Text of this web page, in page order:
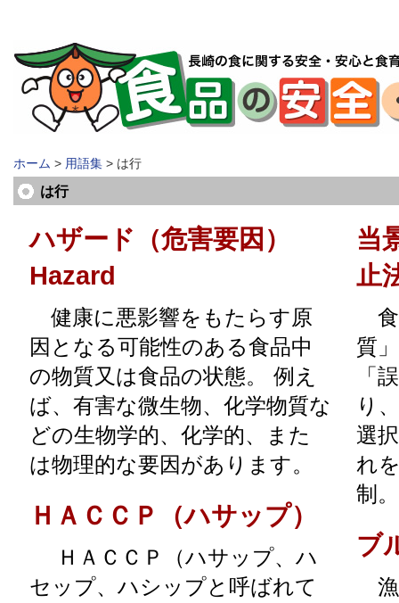
ホーム > 用語集 > は行
は行
ハザード（危害要因）
Hazard
健康に悪影響をもたらす原
因となる可能性のある食品中
の物質又は食品の状態。 例え
ば、有害な微生物、化学物質な
どの生物学的、化学的、また
は物理的な要因があります。
ＨＡＣＣＰ（ハサップ）
ＨＡＣＣＰ（ハサップ、ハ
セップ、ハシップと呼ばれて
当
止
食
質
「
り
選
れ
制。
ブ
漁